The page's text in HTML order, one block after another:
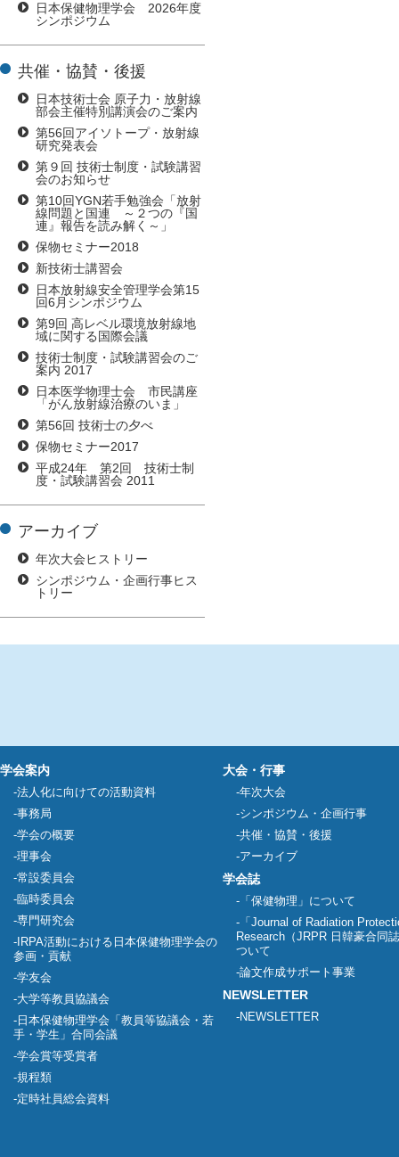
日本保健物理学会 2026年度
シンポジウム
共催・協賛・後援
日本技術士会 原子力・放射線
部会主催特別講演会のご案内
第56回アイソトープ・放射線
研究発表会
第９回 技術士制度・試験講習
会のお知らせ
第10回YGN若手勉強会「放射
線問題と国連 ～２つの『国
連』報告を読み解く～」
保物セミナー2018
新技術士講習会
日本放射線安全管理学会第15
回6月シンポジウム
第9回 高レベル環境放射線地
域に関する国際会議
技術士制度・試験講習会のご
案内 2017
日本医学物理士会 市民講座
「がん放射線治療のいま」
第56回 技術士の夕べ
保物セミナー2017
平成24年 第2回 技術士制
度・試験講習会 2011
アーカイブ
年次大会ヒストリー
シンポジウム・企画行事ヒス
トリー
学会案内
法人化に向けての活動資料
事務局
学会の概要
理事会
常設委員会
臨時委員会
専門研究会
IRPA活動における日本保健物理学会の
参画・貢献
学友会
大学等教員協議会
日本保健物理学会「教員等協議会・若
手・学生」合同会議
学会賞等受賞者
規程類
定時社員総会資料
大会・行事
年次大会
シンポジウム・企画行事
共催・協賛・後援
アーカイブ
学会誌
「保健物理」について
「Journal of Radiation
Research（JRPR 日韓豪合同
ついて
論文作成サポート事業
NEWSLETTER
NEWSLETTER